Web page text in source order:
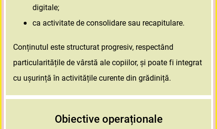
digitale;
ca activitate de consolidare sau recapitulare.
Conținutul este structurat progresiv, respectând
particularitățile de vârstă ale copiilor, și poate fi integrat
cu ușurință în activitățile curente din grădiniță.
Obiective operaționale